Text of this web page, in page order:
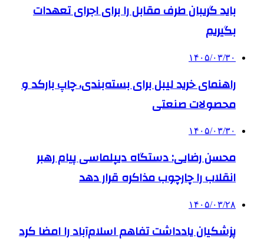
باید گریبان طرف مقابل را برای اجرای تعهدات
بگیریم
۱۴۰۵/۰۳/۳۰
راهنمای خرید لیبل برای بسته‌بندی، چاپ بارکد و
محصولات صنعتی
۱۴۰۵/۰۳/۳۰
محسن رضایی: دستگاه دیپلماسی پیام رهبر
انقلاب را چارچوب مذاکره قرار دهد
۱۴۰۵/۰۳/۲۸
پزشکیان یادداشت تفاهم اسلام‌آباد را امضا کرد